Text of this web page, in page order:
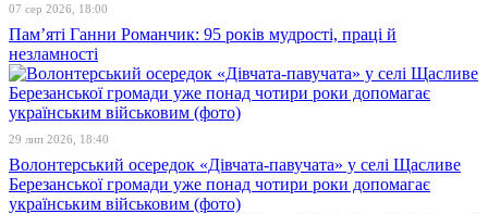
07 сер 2026, 18:00
Пам’яті Ганни Романчик: 95 років мудрості, праці й
незламності
29 лип 2026, 18:40
Волонтерський осередок «Дівчата-павучата» у селі Щасливе
Березанської громади уже понад чотири роки допомагає
українським військовим (фото)